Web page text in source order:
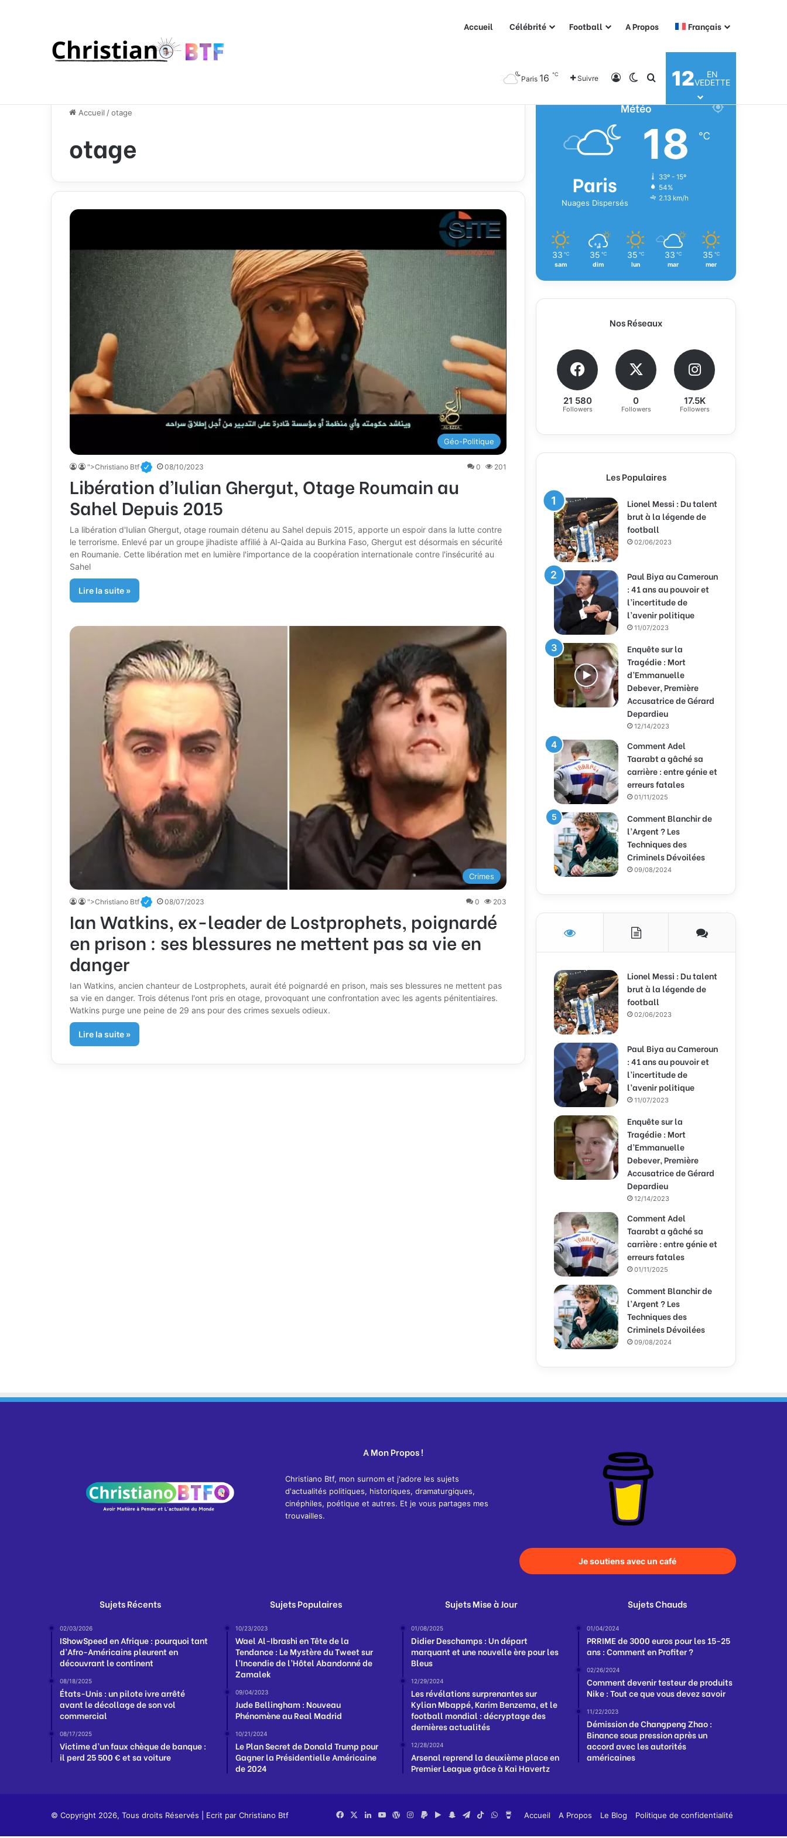
Accueil Célébrité Football A Propos Français
Paris 16 ℃ Suivre ConnexionSwitch skin
Rechercher
12
EN
VEDETTE
Accueil /otage
otage
Géo-Politique
">Christiano Btf 08/10/2023 0 201
Libération d’Iulian Ghergut, Otage Roumain au
Sahel Depuis 2015
La libération d'Iulian Ghergut, otage roumain détenu au Sahel depuis 2015, apporte un espoir dans la lutte contre
le terrorisme. Enlevé par un groupe jihadiste affilié à Al-Qaida au Burkina Faso, Ghergut est désormais en sécurité
en Roumanie. Cette libération met en lumière l'importance de la coopération internationale contre l'insécurité au
Sahel
Lire la suite »
Crimes
">Christiano Btf 08/07/2023 0 203
Ian Watkins, ex-leader de Lostprophets, poignardé
en prison : ses blessures ne mettent pas sa vie en
danger
Ian Watkins, ancien chanteur de Lostprophets, aurait été poignardé en prison, mais ses blessures ne mettent pas
sa vie en danger. Trois détenus l'ont pris en otage, provoquant une confrontation avec les agents pénitentiaires.
Watkins purge une peine de 29 ans pour des crimes sexuels odieux.
Lire la suite »
Météo
Paris
Nuages Dispersés
18 ℃
33º - 15º
54%
2.13 km/h
33 ℃
sam
35 ℃
dim
35 ℃
lun
33 ℃
mar
35 ℃
mer
Nos Réseaux
21 580
Followers
0
Followers
17.5K
Followers
Les Populaires
Lionel Messi : Du talent
brut à la légende de
football
02/06/2023
Paul Biya au Cameroun
: 41 ans au pouvoir et
l’incertitude de
l’avenir politique
11/07/2023
Enquête sur la
Tragédie : Mort
d’Emmanuelle
Debever, Première
Accusatrice de Gérard
Depardieu
12/14/2023
Comment Adel
Taarabt a gâché sa
carrière : entre génie et
erreurs fatales
01/11/2025
Comment Blanchir de
l’Argent ? Les
Techniques des
Criminels Dévoilées
09/08/2024
Lionel Messi : Du talent
brut à la légende de
football
02/06/2023
Paul Biya au Cameroun
: 41 ans au pouvoir et
l’incertitude de
l’avenir politique
11/07/2023
Enquête sur la
Tragédie : Mort
d’Emmanuelle
Debever, Première
Accusatrice de Gérard
Depardieu
12/14/2023
Comment Adel
Taarabt a gâché sa
carrière : entre génie et
erreurs fatales
01/11/2025
Comment Blanchir de
l’Argent ? Les
Techniques des
Criminels Dévoilées
09/08/2024
A Mon Propos !
Christiano Btf, mon surnom et j'adore les sujets
d'actualités politiques, historiques, dramaturgiques,
cinéphiles, poétique et autres. Et je vous partages mes
trouvailles.
Je soutiens avec un café
Sujets Récents
02/03/2026
IShowSpeed en Afrique : pourquoi tant
d’Afro-Américains pleurent en
découvrant le continent
08/18/2025
États-Unis : un pilote ivre arrêté
avant le décollage de son vol
commercial
08/17/2025
Victime d’un faux chèque de banque :
il perd 25 500 € et sa voiture
Sujets Populaires
10/23/2023
Wael Al-Ibrashi en Tête de la
Tendance : Le Mystère du Tweet sur
l’Incendie de l’Hôtel Abandonné de
Zamalek
09/04/2023
Jude Bellingham : Nouveau
Phénomène au Real Madrid
10/21/2024
Le Plan Secret de Donald Trump pour
Gagner la Présidentielle Américaine
de 2024
Sujets Mise à Jour
01/08/2025
Didier Deschamps : Un départ
marquant et une nouvelle ère pour les
Bleus
12/29/2024
Les révélations surprenantes sur
Kylian Mbappé, Karim Benzema, et le
football mondial : décryptage des
dernières actualités
12/28/2024
Arsenal reprend la deuxième place en
Premier League grâce à Kai Havertz
Sujets Chauds
01/04/2024
PRRIME de 3000 euros pour les 15-25
ans : Comment en Profiter ?
02/26/2024
Comment devenir testeur de produits
Nike : Tout ce que vous devez savoir
11/22/2023
Démission de Changpeng Zhao :
Binance sous pression après un
accord avec les autorités
américaines
© Copyright 2026, Tous droits Réservés | Ecrit par Christiano Btf Accueil A Propos Le Blog Politique de confidentialité
FacebookLinkedinYouTubeWordPress
Instagram
PayPalGoogleSnapchat
Telegram
TikTokWhatsApp
Buy